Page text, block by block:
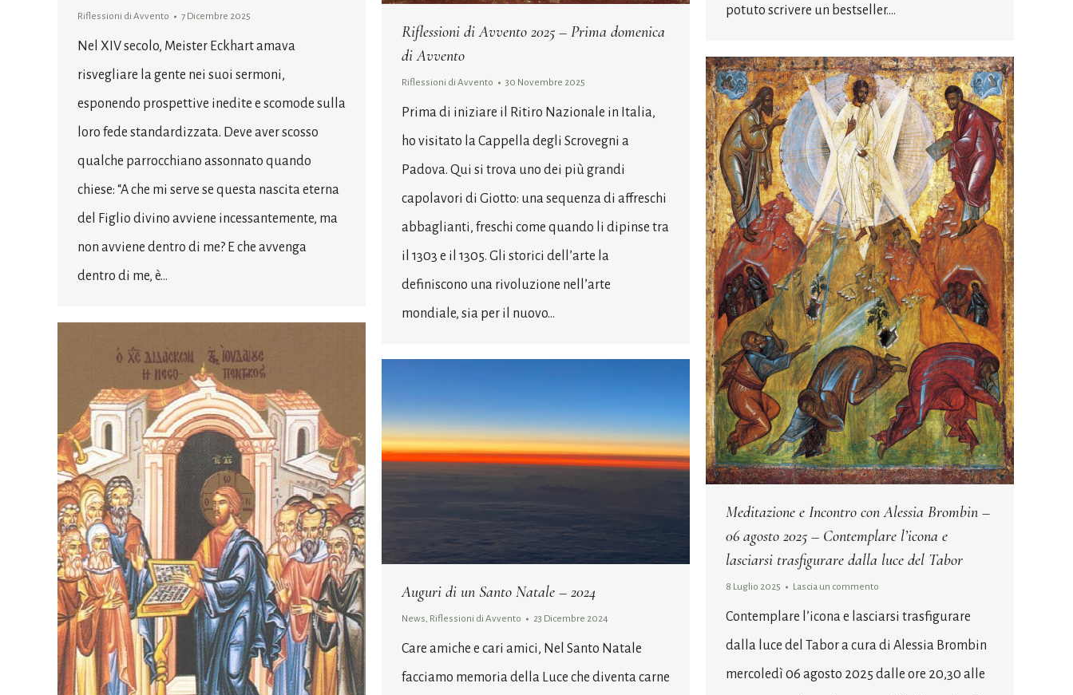
potuto scrivere un bestseller.…
Riflessioni di Avvento 7 Dicembre 2025
Nel XIV secolo, Meister Eckhart amava
risvegliare la gente nei suoi sermoni,
esponendo prospettive inedite e scomode sulla
loro fede standardizzata. Deve aver scosso
qualche parrocchiano assonnato quando
chiese: “A che mi serve se questa nascita eterna
del Figlio divino avviene incessantemente, ma
non avviene dentro di me? E che avvenga
dentro di me, è…
Riflessioni di Avvento 2025 – Prima domenica
di Avvento
Riflessioni di Avvento 30 Novembre 2025
Prima di iniziare il Ritiro Nazionale in Italia,
ho visitato la Cappella degli Scrovegni a
Padova. Qui si trova uno dei più grandi
capolavori di Giotto: una sequenza di affreschi
abbaglianti, freschi come quando li dipinse tra
il 1303 e il 1305. Gli storici dell’arte la
definiscono una rivoluzione nell’arte
mondiale, sia per il nuovo…
Meditazione e Incontro con Alessia Brombin –
06 agosto 2025 – Contemplare l’icona e
lasciarsi trasfigurare dalla luce del Tabor
8 Luglio 2025 Lascia un commento
Contemplare l’icona e lasciarsi trasfigurare
dalla luce del Tabor a cura di Alessia Brombin
mercoledì 06 agosto 2025 dalle ore 20,30 alle
Auguri di un Santo Natale – 2024
News, Riflessioni di Avvento 23 Dicembre 2024
Care amiche e cari amici, Nel Santo Natale
facciamo memoria della Luce che diventa carne